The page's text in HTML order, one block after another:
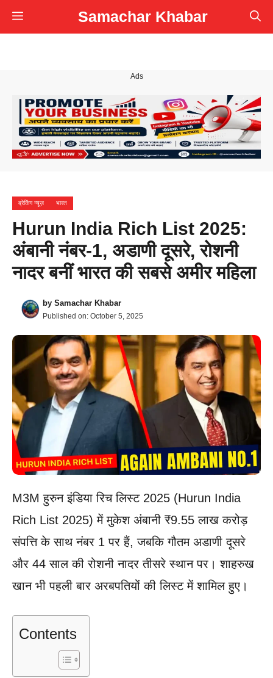
Skip
to
Samachar Khabar
Menu
Ads
ब्रेकिंग न्यूज़ भारत
Hurun India Rich List 2025:
अंबानी नंबर-1, अडाणी दूसरे, रोशनी
नादर बनीं भारत की सबसे अमीर महिला
by Samachar Khabar
Published on: October 5, 2025
M3M हुरुन इंडिया रिच लिस्ट 2025 (Hurun India
Rich List 2025) में मुकेश अंबानी ₹9.55 लाख करोड़
संपत्ति के साथ नंबर 1 पर हैं, जबकि गौतम अडाणी दूसरे
और 44 साल की रोशनी नादर तीसरे स्थान पर। शाहरुख
खान भी पहली बार अरबपतियों की लिस्ट में शामिल हुए।
Contents